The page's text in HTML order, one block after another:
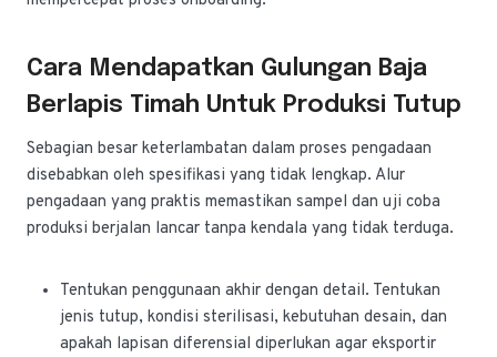
Cara Mendapatkan Gulungan Baja
Berlapis Timah Untuk Produksi Tutup
Sebagian besar keterlambatan dalam proses pengadaan
disebabkan oleh spesifikasi yang tidak lengkap. Alur
pengadaan yang praktis memastikan sampel dan uji coba
produksi berjalan lancar tanpa kendala yang tidak terduga.
Tentukan penggunaan akhir dengan detail. Tentukan
jenis tutup, kondisi sterilisasi, kebutuhan desain, dan
apakah lapisan diferensial diperlukan agar eksportir